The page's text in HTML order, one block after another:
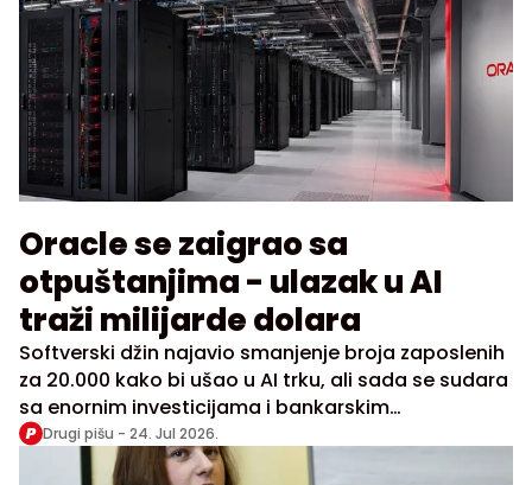
Oracle se zaigrao sa
otpuštanjima - ulazak u AI
traži milijarde dolara
Softverski džin najavio smanjenje broja zaposlenih
za 20.000 kako bi ušao u AI trku, ali sada se sudara
sa enornim investicijama i bankarskim
garancijama
Drugi pišu - 24. Jul 2026.